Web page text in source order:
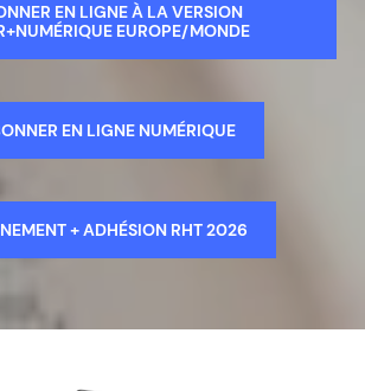
EN LIGNE À LA VERSION
EUROPE/MONDE
EN LIGNE NUMÉRIQUE
+ ADHÉSION RHT 2026